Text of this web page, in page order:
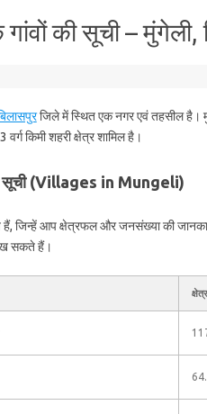
की सूची – मुंगेली,
जिले में स्थित एक नगर एवं तहसील है।
वर्ग किमी शहरी क्षेत्र शामिल है।
सूची (Villages in Mungeli)
जिन्हें आप क्षेत्रफल और जनसंख्या की
सकते हैं।